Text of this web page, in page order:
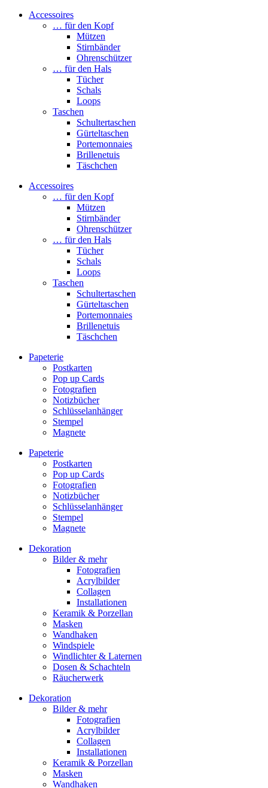
Accessoires
… für den Kopf
Mützen
Stirnbänder
Ohrenschützer
… für den Hals
Tücher
Schals
Loops
Taschen
Schultertaschen
Gürteltaschen
Portemonnaies
Brillenetuis
Täschchen
Accessoires
… für den Kopf
Mützen
Stirnbänder
Ohrenschützer
… für den Hals
Tücher
Schals
Loops
Taschen
Schultertaschen
Gürteltaschen
Portemonnaies
Brillenetuis
Täschchen
Papeterie
Postkarten
Pop up Cards
Fotografien
Notizbücher
Schlüsselanhänger
Stempel
Magnete
Papeterie
Postkarten
Pop up Cards
Fotografien
Notizbücher
Schlüsselanhänger
Stempel
Magnete
Dekoration
Bilder & mehr
Fotografien
Acrylbilder
Collagen
Installationen
Keramik & Porzellan
Masken
Wandhaken
Windspiele
Windlichter & Laternen
Dosen & Schachteln
Räucherwerk
Dekoration
Bilder & mehr
Fotografien
Acrylbilder
Collagen
Installationen
Keramik & Porzellan
Masken
Wandhaken